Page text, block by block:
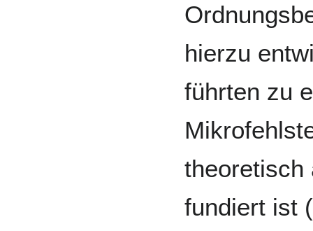
hierzu
führten zu
theoretisch
fundiert ist